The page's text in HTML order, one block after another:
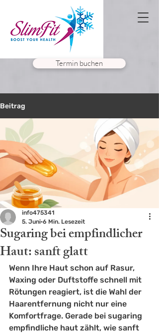
Termin buchen
Beitrag
Sugaring bei empfindlicher
Haut: sanft glatt
info475341
5. Juni 6 Min. Lesezeit
Wenn Ihre Haut schon auf Rasur,
Waxing oder Duftstoffe schnell mit
Rötungen reagiert, ist die Wahl der
Haarentfernung nicht nur eine
Komfortfrage. Gerade bei sugaring
empfindliche haut zählt, wie sanft